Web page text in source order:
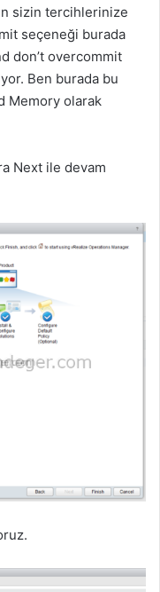
sizin tercihlerinize
seçeneği burada
don’t overcommit
Ben burada bu
Memory olarak
Next ile devam